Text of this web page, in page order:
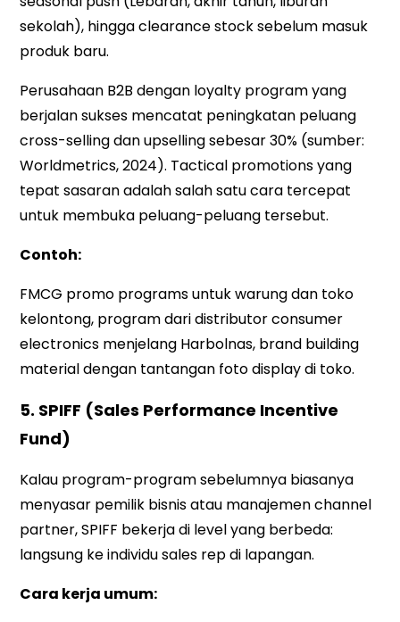
sekolah), hingga clearance stock sebelum masuk
produk baru.
Perusahaan B2B dengan loyalty program yang
berjalan sukses mencatat peningkatan peluang
cross-selling dan upselling sebesar 30% (sumber:
Worldmetrics, 2024). Tactical promotions yang
tepat sasaran adalah salah satu cara tercepat
untuk membuka peluang-peluang tersebut.
Contoh:
FMCG promo programs untuk warung dan toko
kelontong, program dari distributor consumer
electronics menjelang Harbolnas, brand building
material dengan tantangan foto display di toko.
5. SPIFF (Sales Performance Incentive
Fund)
Kalau program-program sebelumnya biasanya
menyasar pemilik bisnis atau manajemen channel
partner, SPIFF bekerja di level yang berbeda:
langsung ke individu sales rep di lapangan.
Cara kerja umum: